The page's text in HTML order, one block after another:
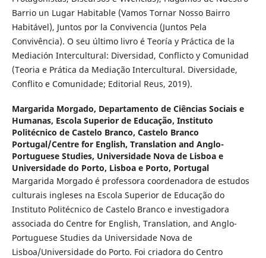
Barrio un Lugar Habitable (Vamos Tornar Nosso Bairro
Habitável), Juntos por la Convivencia (Juntos Pela
Convivência). O seu último livro é Teoría y Práctica de la
Mediación Intercultural: Diversidad, Conflicto y Comunidad
(Teoria e Prática da Mediação Intercultural. Diversidade,
Conflito e Comunidade; Editorial Reus, 2019).
Margarida Morgado, Departamento de Ciências Sociais e
Humanas, Escola Superior de Educação, Instituto
Politécnico de Castelo Branco, Castelo Branco
Portugal/Centre for English, Translation and Anglo-
Portuguese Studies, Universidade Nova de Lisboa e
Universidade do Porto, Lisboa e Porto, Portugal
Margarida Morgado é professora coordenadora de estudos
culturais ingleses na Escola Superior de Educação do
Instituto Politécnico de Castelo Branco e investigadora
associada do Centre for English, Translation, and Anglo-
Portuguese Studies da Universidade Nova de
Lisboa/Universidade do Porto. Foi criadora do Centro